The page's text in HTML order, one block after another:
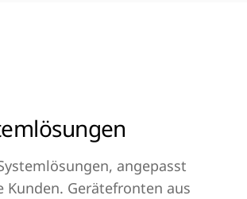
angepasst
Kunden. Gerätefronten aus